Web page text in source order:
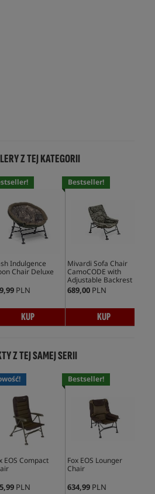
Z TEJ KATEGORII
Indulgence
Chair Deluxe
PLN
KUP
Bestseller!
Mivardi Sofa Chair
CamoCODE with
Adjustable Backrest
689,00 PLN
KUP
Z TEJ SAMEJ SERII
EOS Compact
PLN
Bestseller!
Fox EOS Lounger
Chair
634,99 PLN